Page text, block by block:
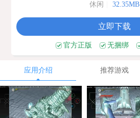
休闲 32.35MB
立即下载
官方正版 无捆绑
应用介绍 推荐游戏